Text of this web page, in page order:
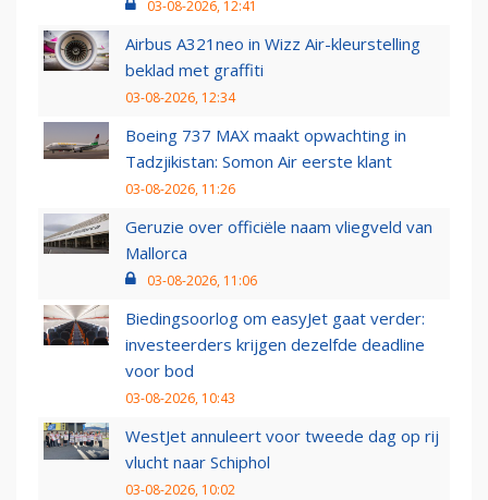
03-08-2026, 12:41
Airbus A321neo in Wizz Air-kleurstelling
beklad met graffiti
03-08-2026, 12:34
Boeing 737 MAX maakt opwachting in
Tadzjikistan: Somon Air eerste klant
03-08-2026, 11:26
Geruzie over officiële naam vliegveld van
Mallorca
03-08-2026, 11:06
Biedingsoorlog om easyJet gaat verder:
investeerders krijgen dezelfde deadline
voor bod
03-08-2026, 10:43
WestJet annuleert voor tweede dag op rij
vlucht naar Schiphol
03-08-2026, 10:02